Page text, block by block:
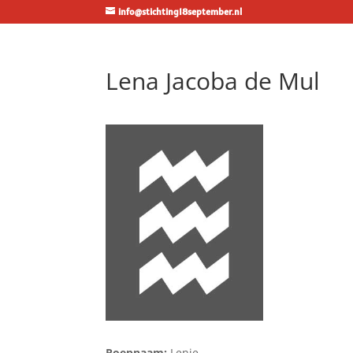
info@stichting18september.nl
Lena Jacoba de Mul